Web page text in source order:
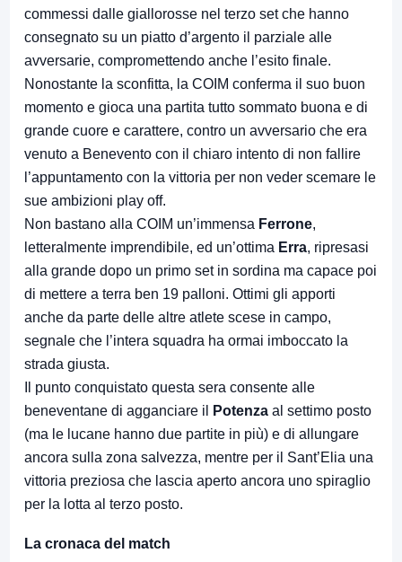
commessi dalle giallorosse nel terzo set che hanno
consegnato su un piatto d’argento il parziale alle
avversarie, compromettendo anche l’esito finale.
Nonostante la sconfitta, la COIM conferma il suo buon
momento e gioca una partita tutto sommato buona e di
grande cuore e carattere, contro un avversario che era
venuto a Benevento con il chiaro intento di non fallire
l’appuntamento con la vittoria per non veder scemare le
sue ambizioni play off.
Non bastano alla COIM un’immensa Ferrone,
letteralmente imprendibile, ed un’ottima Erra, ripresasi
alla grande dopo un primo set in sordina ma capace poi
di mettere a terra ben 19 palloni. Ottimi gli apporti
anche da parte delle altre atlete scese in campo,
segnale che l’intera squadra ha ormai imboccato la
strada giusta.
Il punto conquistato questa sera consente alle
beneventane di agganciare il
Potenza al settimo posto
(ma le lucane hanno due partite in più) e di allungare
ancora sulla zona salvezza, mentre per il Sant’Elia una
vittoria preziosa che lascia aperto ancora uno spiraglio
per la lotta al terzo posto.
La cronaca del match